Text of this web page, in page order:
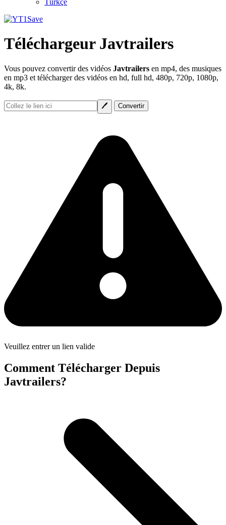
Türkçe
Téléchargeur Javtrailers
Vous pouvez convertir des vidéos Javtrailers en mp4, des musiques
en mp3 et télécharger des vidéos en hd, full hd, 480p, 720p, 1080p,
4k, 8k.
Veuillez entrer un lien valide
Comment Télécharger Depuis
Javtrailers?